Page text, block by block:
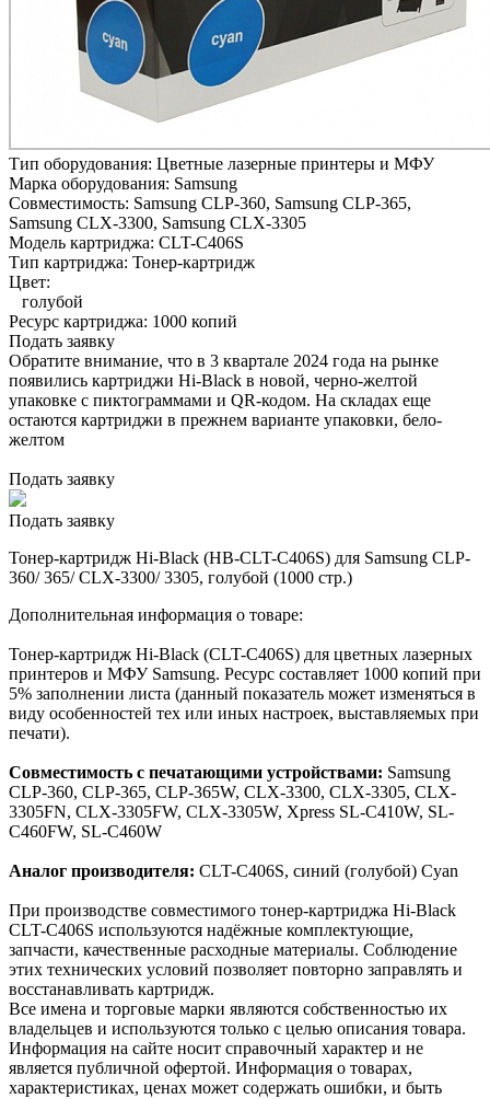
Тип оборудования: Цветные лазерные принтеры и МФУ
Марка оборудования: Samsung
Совместимость: Samsung CLP-360, Samsung CLP-365,
Samsung CLX-3300, Samsung CLX-3305
Модель картриджа: CLT-C406S
Тип картриджа: Тонер-картридж
Цвет:
голубой
Ресурс картриджа: 1000 копий
Подать заявку
Обратите внимание, что в 3 квартале 2024 года на рынке
появились картриджи Hi-Black в новой, черно-желтой
упаковке с пиктограммами и QR-кодом. На складах еще
остаются картриджи в прежнем варианте упаковки, бело-
желтом
Подать заявку
Подать заявку
Тонер-картридж Hi-Black (HB-CLT-C406S) для Samsung CLP-
360/ 365/ CLX-3300/ 3305, голубой (1000 стр.)
Дополнительная информация о товаре:
Тонер-картридж Hi-Black (CLT-C406S) для цветных лазерных
принтеров и МФУ Samsung. Ресурс составляет 1000 копий при
5% заполнении листа (данный показатель может изменяться в
виду особенностей тех или иных настроек, выставляемых при
печати).
Совместимость с печатающими устройствами: Samsung
CLP-360, CLP-365, CLP-365W, CLX-3300, CLX-3305, CLX-
3305FN, CLX-3305FW, CLX-3305W, Xpress SL-C410W, SL-
C460FW, SL-C460W
Аналог производителя: CLT-C406S, синий (голубой) Cyan
При производстве совместимого тонер-картриджа Hi-Black
CLT-C406S используются надёжные комплектующие,
запчасти, качественные расходные материалы. Соблюдение
этих технических условий позволяет повторно заправлять и
восстанавливать картридж.
Все имена и торговые марки являются собственностью их
владельцев и используются только с целью описания товара.
Информация на сайте носит справочный характер и не
является публичной офертой. Информация о товарах,
характеристиках, ценах может содержать ошибки, и быть